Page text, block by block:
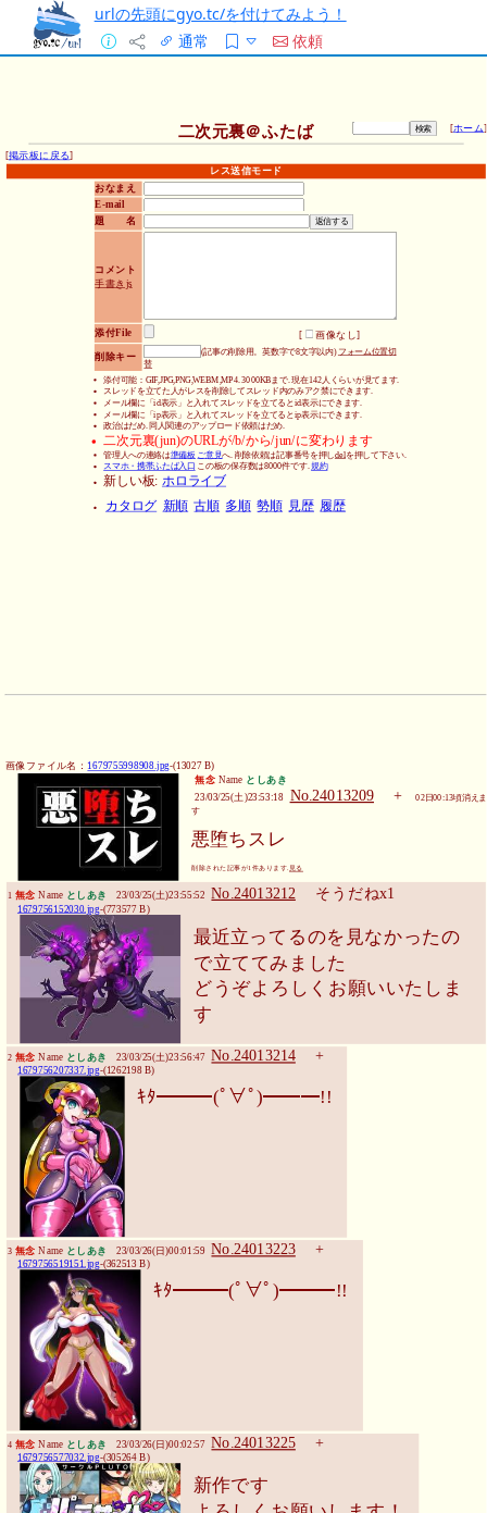
urlの先頭にgyo.tc/を付けてみよう！
通常
依頼